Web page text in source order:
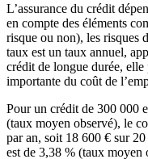
L’assurance du crédit
en compte des éléments
risque ou non), les risques
taux est un taux annuel,
crédit de longue durée,
importante du coût de
Pour un crédit de 300 000
(taux moyen observé), le
par an, soit 18 600 € sur
est de 3,38 % (taux moyen